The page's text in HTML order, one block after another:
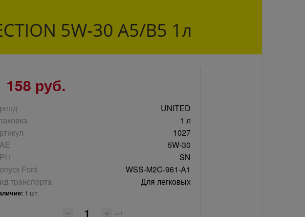
5W-30 A5/B5 1л
158 руб.
UNITED
1 л
1027
5W-30
SN
Ford
WSS-M2C-961-A1
транспорта
Для легковых
1 шт
шт